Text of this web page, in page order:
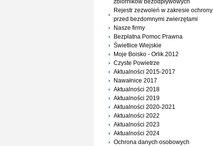
zbiorników bezodpływowych
Rejestr zezwoleń w zakresie ochrony
przed bezdomnymi zwierzętami
Nasze firmy
Bezpłatna Pomoc Prawna
Świetlice Wiejskie
Moje Boisko - Orlik 2012
Czyste Powietrze
Aktualności 2015-2017
Nawałnice 2017
Aktualności 2018
Aktualności 2019
Aktualności 2020-2021
Aktualności 2022
Aktualności 2023
Aktualności 2024
Ochrona danych osobowych